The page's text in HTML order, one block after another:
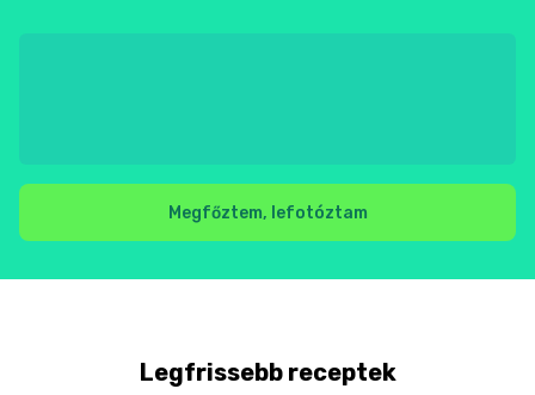
Megfőztem, lefotóztam
Legfrissebb receptek